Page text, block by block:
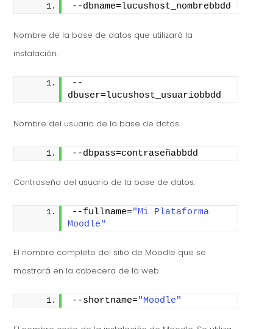
--dbname=lucushost_nombrebbdd
Nombre de la base de datos que utilizará la
instalación.
--
dbuser=lucushost_usuariobbdd
Nombre del usuario de la base de datos.
--dbpass=contraseñabbdd
Contraseña del usuario de la base de datos.
--fullname="Mi Plataforma
Moodle"
El nombre completo del sitio de Moodle que se
mostrará en la cabecera de la web.
--shortname="Moodle"